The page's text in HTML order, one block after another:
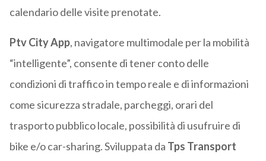
calendario delle visite prenotate.
Ptv City App, navigatore multimodale per la mobilità
“intelligente”, consente di tener conto delle
condizioni di traffico in tempo reale e di informazioni
come sicurezza stradale, parcheggi, orari del
trasporto pubblico locale, possibilità di usufruire di
bike e/o car-sharing. Sviluppata da Tps Transport